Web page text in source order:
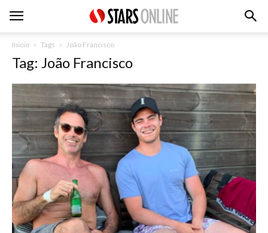
Inicio Tags João Francisco
Tag: João Francisco